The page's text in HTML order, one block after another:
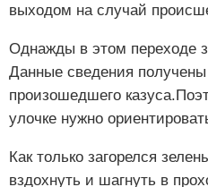
выходом на случай
Однажды в этом переходе
Данные сведения
произошедшего
улочке нужно
Как только загорелся
вздохнуть и шагнуть в